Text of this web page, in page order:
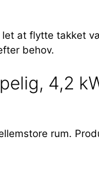
let at flytte takket
behov.
4,2
rum.